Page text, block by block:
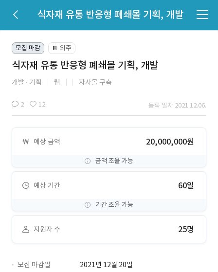
식자재 유통 반응형 폐쇄몰 기획, 개발
모집 마감 📔 외주
식자재 유통 반응형 폐쇄몰 기획, 개발
개발 기획 웹 자사몰 구축
2 12 등록 일자 2021.12.06.
예상 금액 20,000,000원
금액 조율 가능
예상 기간 60일
기간 조율 가능
지원자 수 25명
모집 마감일
2021년 12월 20일